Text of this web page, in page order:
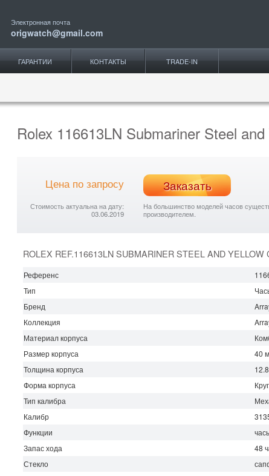
Электронная почта
origwatch@gmail.com
ГАРАНТИИ КОНТАКТЫ TRADE-IN
Rolex 116613LN Submariner Steel
Цена по запросу Заказать
Стоимость актуальна на дату:
03.06.2019
На большинство моделей часов
производителем.
ROLEX REF.116613LN SUBMARINER STEEL AND
Референс
Тип
Бренд
Коллекция
Материал корпуса
Размер корпуса
40
Толщина корпуса
Форма корпуса
Тип калибра
Калибр
Функции
Запас хода
48
Стекло